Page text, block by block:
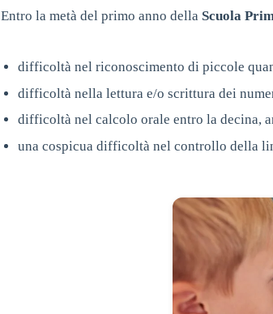
Entro la metà del primo anno della Scuola
difficoltà nel riconoscimento di piccole
difficoltà nella lettura e/o scrittura dei
difficoltà nel calcolo orale entro la decina,
una cospicua difficoltà nel controllo della